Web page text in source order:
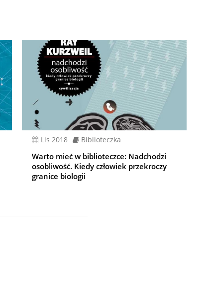
lis 2018 Biblioteczka
Warto mieć w biblioteczce: Nadchodzi
osobliwość. Kiedy człowiek przekroczy
granice biologii